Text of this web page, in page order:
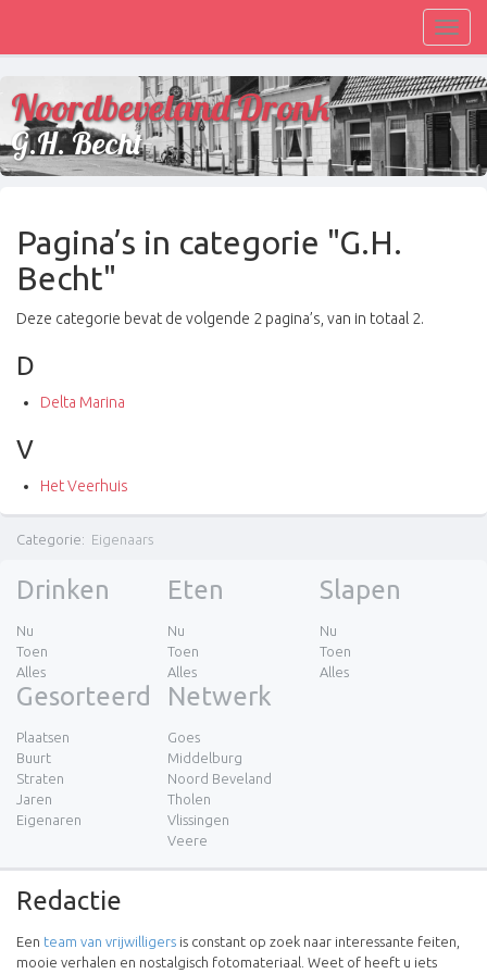
Noordbeveland Dronk
G.H. Becht
Pagina’s in categorie "G.H.
Becht"
Deze categorie bevat de volgende 2 pagina’s, van in totaal 2.
D
Delta Marina
V
Het Veerhuis
Categorie: Eigenaars
Drinken
Nu
Toen
Alles
Eten
Nu
Toen
Alles
Slapen
Nu
Toen
Alles
Gesorteerd
Plaatsen
Buurt
Straten
Jaren
Eigenaren
Netwerk
Goes
Middelburg
Noord Beveland
Tholen
Vlissingen
Veere
Redactie
Een team van vrijwilligers is constant op zoek naar interessante feiten,
mooie verhalen en nostalgisch fotomateriaal. Weet of heeft u iets